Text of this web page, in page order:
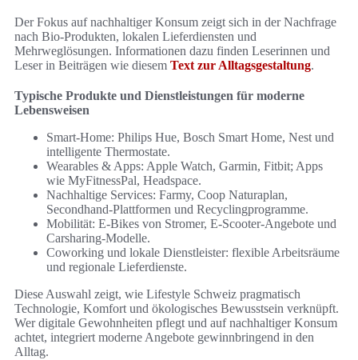
Der Fokus auf nachhaltiger Konsum zeigt sich in der Nachfrage
nach Bio‑Produkten, lokalen Lieferdiensten und
Mehrweglösungen. Informationen dazu finden Leserinnen und
Leser in Beiträgen wie diesem Text zur Alltagsgestaltung.
Typische Produkte und Dienstleistungen für moderne
Lebensweisen
Smart‑Home: Philips Hue, Bosch Smart Home, Nest und
intelligente Thermostate.
Wearables & Apps: Apple Watch, Garmin, Fitbit; Apps
wie MyFitnessPal, Headspace.
Nachhaltige Services: Farmy, Coop Naturaplan,
Secondhand‑Plattformen und Recyclingprogramme.
Mobilität: E‑Bikes von Stromer, E‑Scooter‑Angebote und
Carsharing‑Modelle.
Coworking und lokale Dienstleister: flexible Arbeitsräume
und regionale Lieferdienste.
Diese Auswahl zeigt, wie Lifestyle Schweiz pragmatisch
Technologie, Komfort und ökologisches Bewusstsein verknüpft.
Wer digitale Gewohnheiten pflegt und auf nachhaltiger Konsum
achtet, integriert moderne Angebote gewinnbringend in den
Alltag.